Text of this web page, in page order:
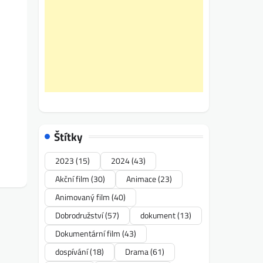
Štítky
2023(15) 2024(43)
Akční film(30) Animace(23)
Animovaný film(40)
Dobrodružství(57) dokument(13)
Dokumentární film(43)
dospívání(18) Drama(61)